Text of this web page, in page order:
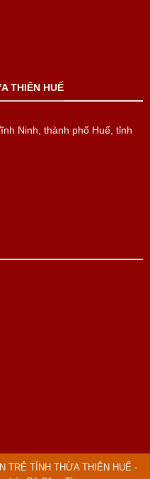
THIÊN HUẾ
Ninh, thành phố Huế, tỉnh
TRẺ TỈNH THỪA THIÊN HUẾ -